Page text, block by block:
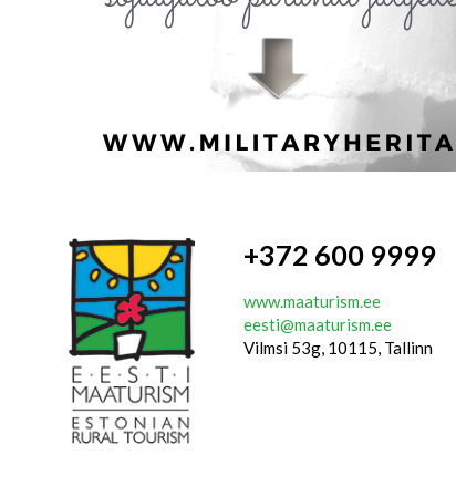
+372 600 9999
www.maaturism.ee
eesti@maaturism.ee
Vilmsi 53g, 10115, Tallinn